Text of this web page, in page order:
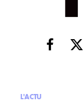
L'ACTU